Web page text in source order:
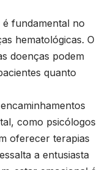
fundamental no
hematológicas. O
doenças podem
quanto
como psicólogos
oferecer terapias
a entusiasta